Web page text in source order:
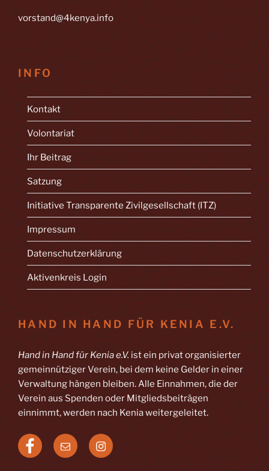
vorstand@4kenya.info
INFO
Kontakt
Volontariat
Ihr Beitrag
Satzung
Initiative Transparente Zivilgesellschaft (ITZ)
Impressum
Datenschutzerklärung
Aktivenkreis Login
HAND IN HAND FÜR KENIA E.V.
Hand in Hand für Kenia e.V. ist ein privat organisierter
gemeinnütziger Verein, bei dem keine Gelder in einer
Verwaltung hängen bleiben. Alle Einnahmen, die der
Verein aus Spenden oder Mitgliedsbeiträgen
einnimmt, werden nach Kenia weitergeleitet.
Facebook
E-
Mail
Instagram